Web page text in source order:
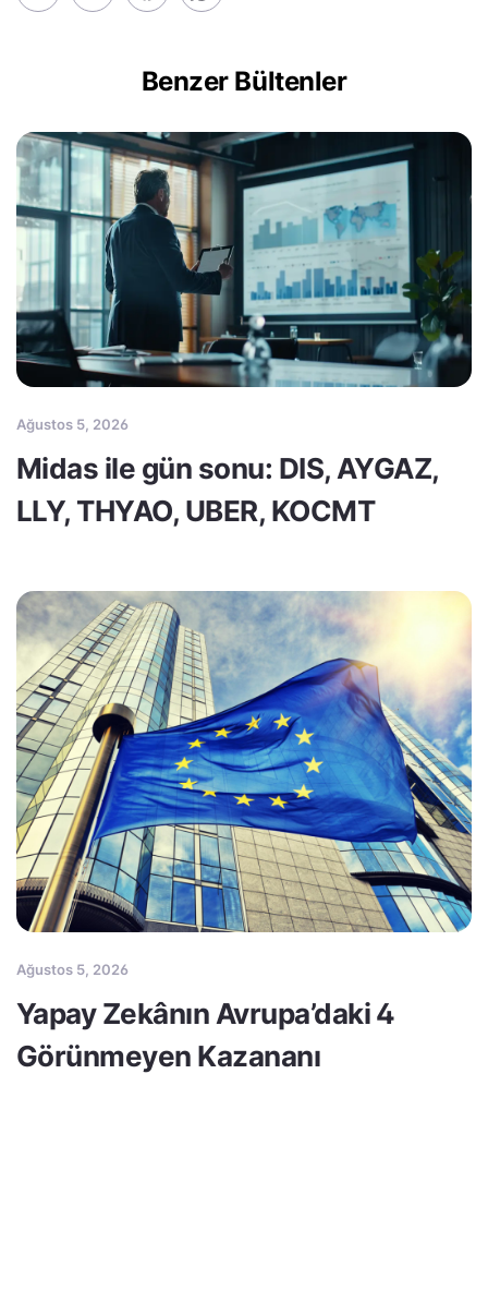
Benzer Bültenler
Ağustos 5, 2026
Midas ile gün sonu: DIS, AYGAZ,
LLY, THYAO, UBER, KOCMT
Ağustos 5, 2026
Yapay Zekânın Avrupa’daki 4
Görünmeyen Kazananı